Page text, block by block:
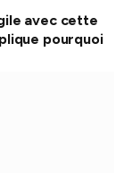
avec cette
pourquoi